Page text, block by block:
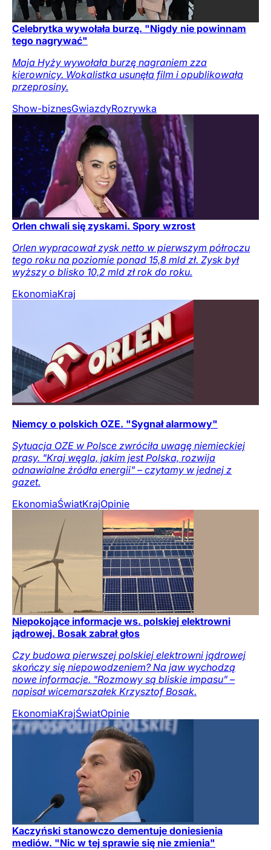
Celebrytka wywołała burzę. "Nigdy nie powinnam
tego nagrywać"
Maja Hyży wywołała burzę nagraniem zza
kierownicy. Wokalistka usunęła film i opublikowała
przeprosiny.
Show-biznesGwiazdyRozrywka
Orlen chwali się zyskami. Spory wzrost
Orlen wypracował zysk netto w pierwszym półroczu
tego roku na poziomie ponad 15,8 mld zł. Zysk był
wyższy o blisko 10,2 mld zł rok do roku.
EkonomiaKraj
Niemcy o polskich OZE. "Sygnał alarmowy"
Sytuacja OZE w Polsce zwróciła uwagę niemieckiej
prasy. "Kraj węgla, jakim jest Polska, rozwija
odnawialne źródła energii" – czytamy w jednej z
gazet.
EkonomiaŚwiatKrajOpinie
Niepokojące informacje ws. polskiej elektrowni
jądrowej. Bosak zabrał głos
Czy budowa pierwszej polskiej elektrowni jądrowej
skończy się niepowodzeniem? Na jaw wychodzą
nowe informacje. "Rozmowy są bliskie impasu” –
napisał wicemarszałek Krzysztof Bosak.
EkonomiaKrajŚwiatOpinie
Kaczyński stanowczo dementuje doniesienia
mediów. "Nic w tej sprawie się nie zmienia"